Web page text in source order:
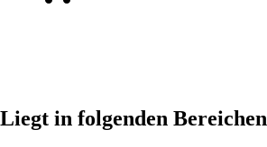
Liegt in folgenden Bereichen